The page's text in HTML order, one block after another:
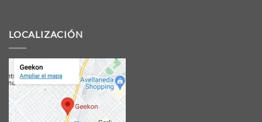
LOCALIZACIÓN